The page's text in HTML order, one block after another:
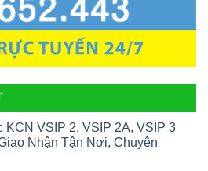
KCN VSIP 2, VSIP 2A, VSIP 3
Nhận Tận Nơi, Chuyên